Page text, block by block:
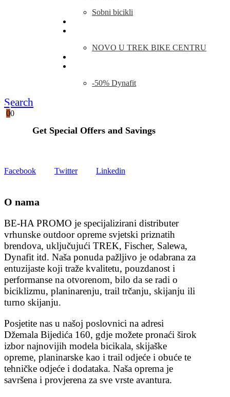
Sobni bicikli
NOVO U TREK BIKE CENTRU
-50% Dynafit
Search
00
Get Special Offers and Savings
Facebook Twitter Linkedin
O nama
BE-HA PROMO je specijalizirani distributer
vrhunske outdoor opreme svjetski priznatih
brendova, uključujući TREK, Fischer, Salewa,
Dynafit itd. Naša ponuda pažljivo je odabrana za
entuzijaste koji traže kvalitetu, pouzdanost i
performanse na otvorenom, bilo da se radi o
biciklizmu, planinarenju, trail trčanju, skijanju ili
turno skijanju.
Posjetite nas u našoj poslovnici na adresi
Džemala Bijedića 160, gdje možete pronaći širok
izbor najnovijih modela bicikala, skijaške
opreme, planinarske kao i trail odjeće i obuće te
tehničke odjeće i dodataka. Naša oprema je
savršena i provjerena za sve vrste avantura.